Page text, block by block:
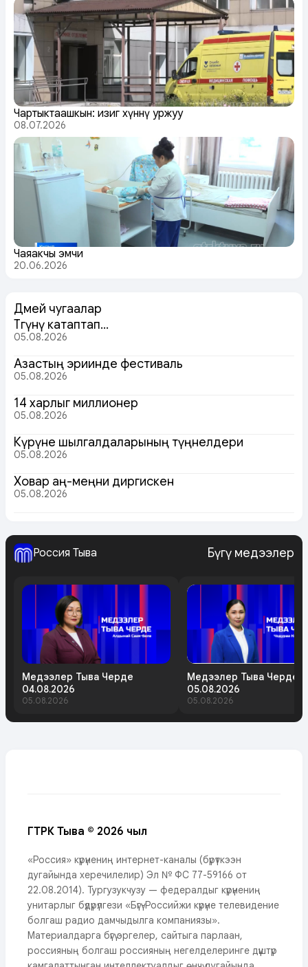
Чартыктаашкын: изиг хүннүң уржуу
08.07.2026
Чаяакчы эмчи
20.06.2026
Дөмей чугаалар
Төөгүнү катаптап…
05.08.2026
Азастың эриинде фестиваль
05.08.2026
14 харлыг миллионер
05.08.2026
Күрүне шылгалдаларының түңнелдери
05.08.2026
Ховар аң-меңни диргискен
05.08.2026
Россия Тыва Бүгү медээлер
Медээлер Тыва Черде
04.08.2026
05.08.2026
Медээлер Тыва Черде
05.08.2026
05.08.2026
ГТРК Тыва © 2026 чыл
«Россия» күрүнениң интернет-каналы (бүрүткээн
дугайында херечилелир) Эл № ФС 77-59166 от
22.08.2014). Тургузукчузу — федералдыг күрүнениң
унитарлыг бүдүрүлгези «Бүгү-Российжи күрүне телевидение
болгаш радио дамчыдылга компаниязы».
Материалдарга бүгү эргелер, сайтыга парлаан,
россияның болгаш россияның негелделеринге дүүштүр